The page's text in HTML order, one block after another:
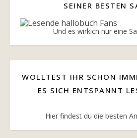
SEINER BESTEN
Und es wirkich nur eine
WOLLTEST IHR SCHON
ES SICH ENTSPANNT
Hier findest du die besten